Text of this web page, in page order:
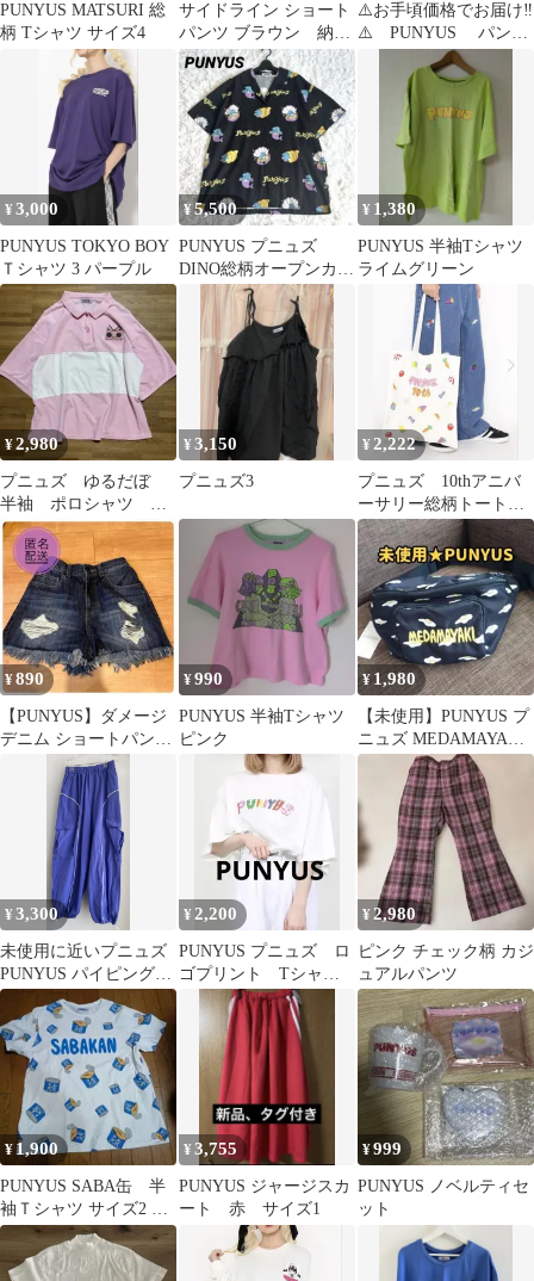
PUNYUS MATSURI 総
柄 Tシャツ サイズ4
サイドライン ショート
パンツ ブラウン 納
豆 punyus
⚠️お手頃価格でお届け‼️
⚠️ PUNYUS パン
柄 トレーナー サイ
¥3,000
PUNYUS TOKYO BOY
Ｔシャツ 3 パープル
¥5,500
PUNYUS プニュズ
DINO総柄オープンカラ
ーシャツ 恐竜と貝殻 ブ
ラック
¥ 1,380
PUNYUS 半袖Tシャツ
ライムグリーン
¥2,980
プニュズ ゆるだぼ
半袖 ポロシャツ ピ
ンク XL
¥3,150
プニュズ3
¥2,222
プニュズ 10thアニバ
ーサリー総柄トートバ
ッグ
¥890
【PUNYUS】ダメージ
デニム ショートパンツ
フリンジ サイズ1
¥990
PUNYUS 半袖Tシャツ
ピンク
¥ 1,980
【未使用】PUNYUS プ
ニュズ MEDAMAYAKI
ボディバッグ
¥3,300
未使用に近いプニュズ
PUNYUS パイピングナ
イロンカーゴパンツ
紫 完売品 美品
¥2,200
PUNYUS プニュズ ロ
ゴプリント Tシャツ
ホワイト 3
¥2,980
ピンク チェック柄 カジ
ュアルパンツ
¥1,900
PUNYUS SABA缶 半
袖Ｔシャツ サイズ2 美
品
¥3,755
PUNYUS ジャージスカ
ート 赤 サイズ1
¥999
PUNYUS ノベルティセ
ット